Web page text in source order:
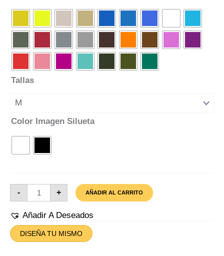
Tallas
Color Imagen Silueta
-
Camiseta
San
Gonzalo
Silueta
+ AÑADIR AL CARRITO
Añadir A Deseados
DISEÑA TU MISMO